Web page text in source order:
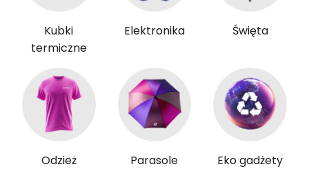
Kubki
termiczne
Elektronika Święta
Odzież Parasole Eko gadżety